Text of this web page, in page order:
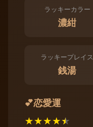
ラッキーカラー
濃紺
ラッキープレイス
銭湯
💕恋愛運
★★★★★